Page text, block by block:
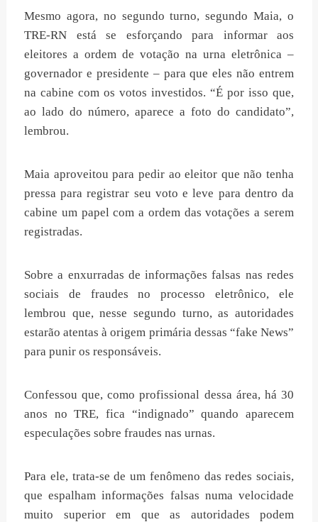
Mesmo agora, no segundo turno, segundo Maia, o
TRE-RN está se esforçando para informar aos
eleitores a ordem de votação na urna eletrônica –
governador e presidente – para que eles não entrem
na cabine com os votos investidos. “É por isso que,
ao lado do número, aparece a foto do candidato”,
lembrou.
Maia aproveitou para pedir ao eleitor que não tenha
pressa para registrar seu voto e leve para dentro da
cabine um papel com a ordem das votações a serem
registradas.
Sobre a enxurradas de informações falsas nas redes
sociais de fraudes no processo eletrônico, ele
lembrou que, nesse segundo turno, as autoridades
estarão atentas à origem primária dessas “fake News”
para punir os responsáveis.
Confessou que, como profissional dessa área, há 30
anos no TRE, fica “indignado” quando aparecem
especulações sobre fraudes nas urnas.
Para ele, trata-se de um fenômeno das redes sociais,
que espalham informações falsas numa velocidade
muito superior em que as autoridades podem